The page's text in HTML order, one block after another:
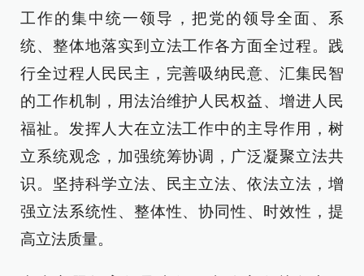
工作的集中统一领导，把党的领导全面、系
统、整体地落实到立法工作各方面全过程。践
行全过程人民民主，完善吸纳民意、汇集民智
的工作机制，用法治维护人民权益、增进人民
福祉。发挥人大在立法工作中的主导作用，树
立系统观念，加强统筹协调，广泛凝聚立法共
识。坚持科学立法、民主立法、依法立法，增
强立法系统性、整体性、协同性、时效性，提
高立法质量。